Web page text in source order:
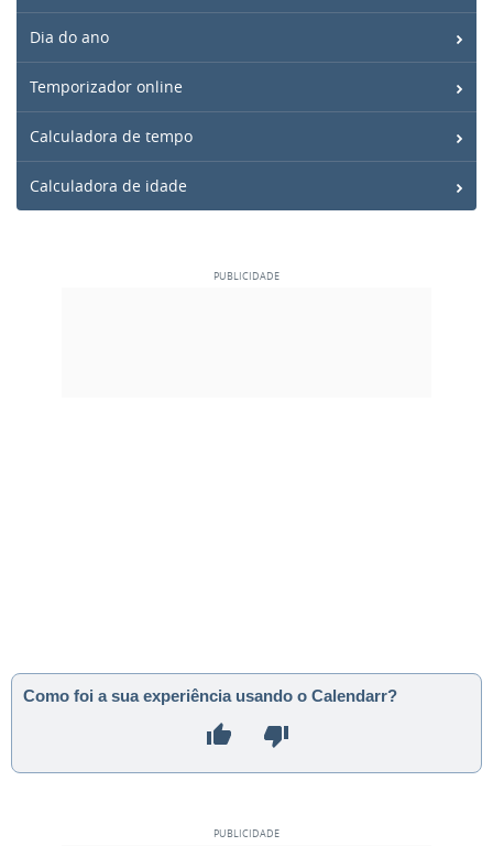
Dia do ano
Temporizador online
Calculadora de tempo
Calculadora de idade
Como foi a sua experiência usando o Calendarr?